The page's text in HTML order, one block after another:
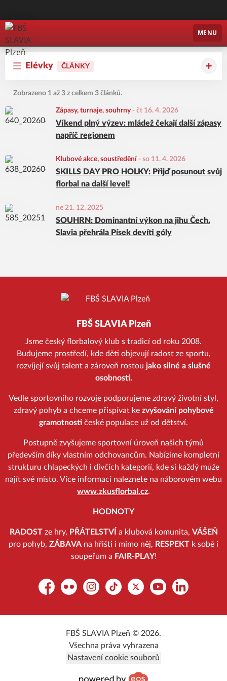
FBŠ SLAVIA Plzeň
MENU
Elévky ČLÁNKY
Zobrazeno 1 až 3 z celkem 3 článků.
Zápasy, turnaje, souhrny - čt 16. 4. 2026
Víkend plný výzev: mládež čekají další zápasy
napříč regionem
Klubové akce, soustředění - so 11. 4. 2026
SKILLS DAY PRO HOLKY: Přijď posunout svůj
florbal na další level!
ne 21. 12. 2025
SOUHRN: Dominantní výkon na jihu Čech.
Slavia přehrála Písek devíti góly
FBŠ SLAVIA Plzeň
Jsme český florbalový klub s tradicí od roku 2008.
Budujeme prostředí, kde děti objevují radost ze sportu,
rozvíjejí svůj talent a zároveň rostou jako silné a slušné
osobnosti.
Vedle sportovního rozvoje podporujeme zdravý životní styl,
zdravý pohyb a chceme přispívat kezvyšování pohybové
gramotnosti české populace už od dětství.
Postupně zvyšujeme sportovní úroveň našich týmů
především díky vlastním odchovancům. Nabízíme kompletní
strukturu chlapeckých i dívčích kategorií, kde si každý může
najít své místo. Více informací naleznete na náborovém webu
www.zkusflorbal.cz.
HODNOTY
RADOSTze hry, PŘÁTELSTVÍ a klubová komunita, VÁŠEŇ
pro pohyb, ZÁBAVA na hřišti i mimo něj, RESPEKT k sobě i
soupeřům a FAIR-PLAY!
FacebookFlickr Instagram
TikTok Platform X
YouTubeLinkedIn
FBŠ SLAVIA Plzeň © 2026.
Všechna práva vyhrazena
Nastavení cookie souborů